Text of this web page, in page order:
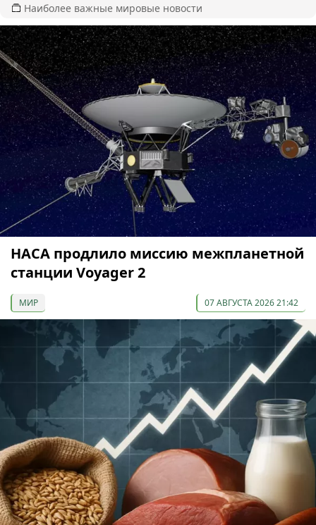
Наиболее важные мировые новости
НАСА продлило миссию межпланетной
станции Voyager 2
МИР 07 АВГУСТА 2026 21:42